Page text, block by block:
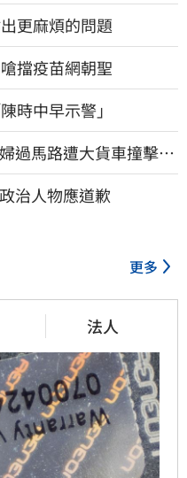
更麻煩的問題
擋疫苗網朝聖
時中早示警」
過馬路遭大貨車撞擊…
治人物應道歉
更多
法人